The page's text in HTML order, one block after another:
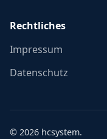
Rechtliches
Impressum
Datenschutz
© 2026 hcsystem.